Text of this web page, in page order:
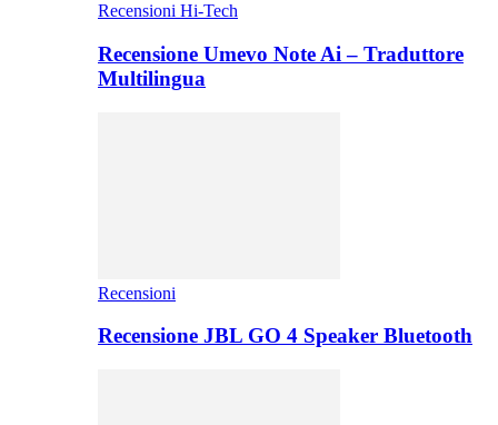
Recensioni Hi-Tech
Recensione Umevo Note Ai – Traduttore
Multilingua
Recensioni
Recensione JBL GO 4 Speaker Bluetooth